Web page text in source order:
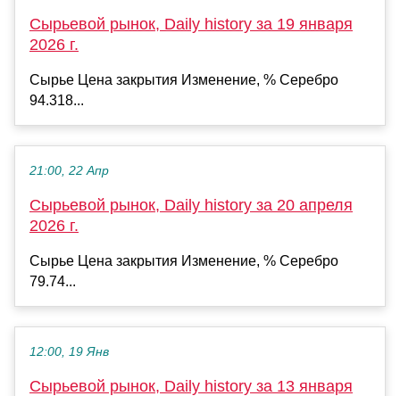
Сырьевой рынок, Daily history за 19 января
2026 г.
Сырье Цена закрытия Изменение, % Серебро
94.318...
21:00, 22 Апр
Сырьевой рынок, Daily history за 20 апреля
2026 г.
Сырье Цена закрытия Изменение, % Серебро
79.74...
12:00, 19 Янв
Сырьевой рынок, Daily history за 13 января